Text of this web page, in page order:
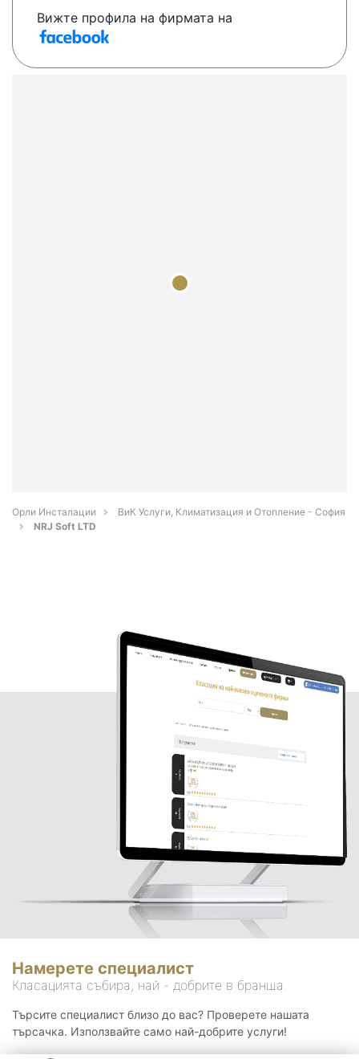
Вижте профила на фирмата на
Орли Инсталации
ВиК Услуги, Климатизация и Отопление - София
NRJ Soft LTD
Намерете специалист
Класацията събира, най - добрите в бранша.
Търсите специалист близо до вас? Проверете нашата
търсачка. Използвайте само най-добрите услуги!